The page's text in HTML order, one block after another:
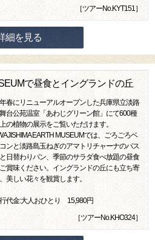
［ツアーNo.KYT151］
細を見る
で昼食とイングランドの丘
春にリニューアルオープンした兵庫県立淡路
台公苑温室「あわじグリーン館」にて600種
の植物の展示をご覧いただけます。
EARTH MUSEUMでは、ごろごろベ
ンと淡路島玉ねぎのアマトリチャーナのパス
日替わりパン、季節のサラダ食べ放題の昼食
賞味ください。イングランドの丘にも立ち寄
美しい花々を観賞します。
代金:大人おひとり 15,980円
［ツアーNo.KHO324］